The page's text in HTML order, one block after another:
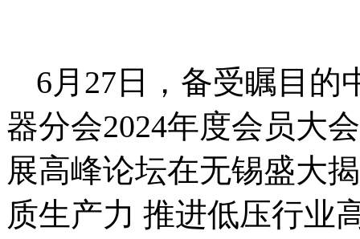
6月 27 日，备受瞩目的
器分会2024年度会员大
展高峰论坛在无锡盛大
质生产力 推进低压行业